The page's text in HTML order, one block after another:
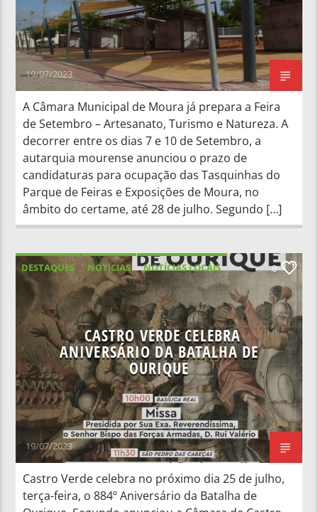
19/07/2023
A Câmara Municipal de Moura já prepara a Feira
de Setembro – Artesanato, Turismo e Natureza. A
decorrer entre os dias 7 e 10 de Setembro, a
autarquia mourense anunciou o prazo de
candidaturas para ocupação das Tasquinhas do
Parque de Feiras e Exposições de Moura, no
âmbito do certame, até 28 de julho. Segundo […]
DESTAQUES NOTICIAS
NOTÍCIAS LOCAIS
NOTÍCIAS NACIONAIS
0
CASTRO VERDE CELEBRA
ANIVERSÁRIO DA BATALHA DE
OURIQUE
19/07/2023
Castro Verde celebra no próximo dia 25 de julho,
terça-feira, o 884º Aniversário da Batalha de